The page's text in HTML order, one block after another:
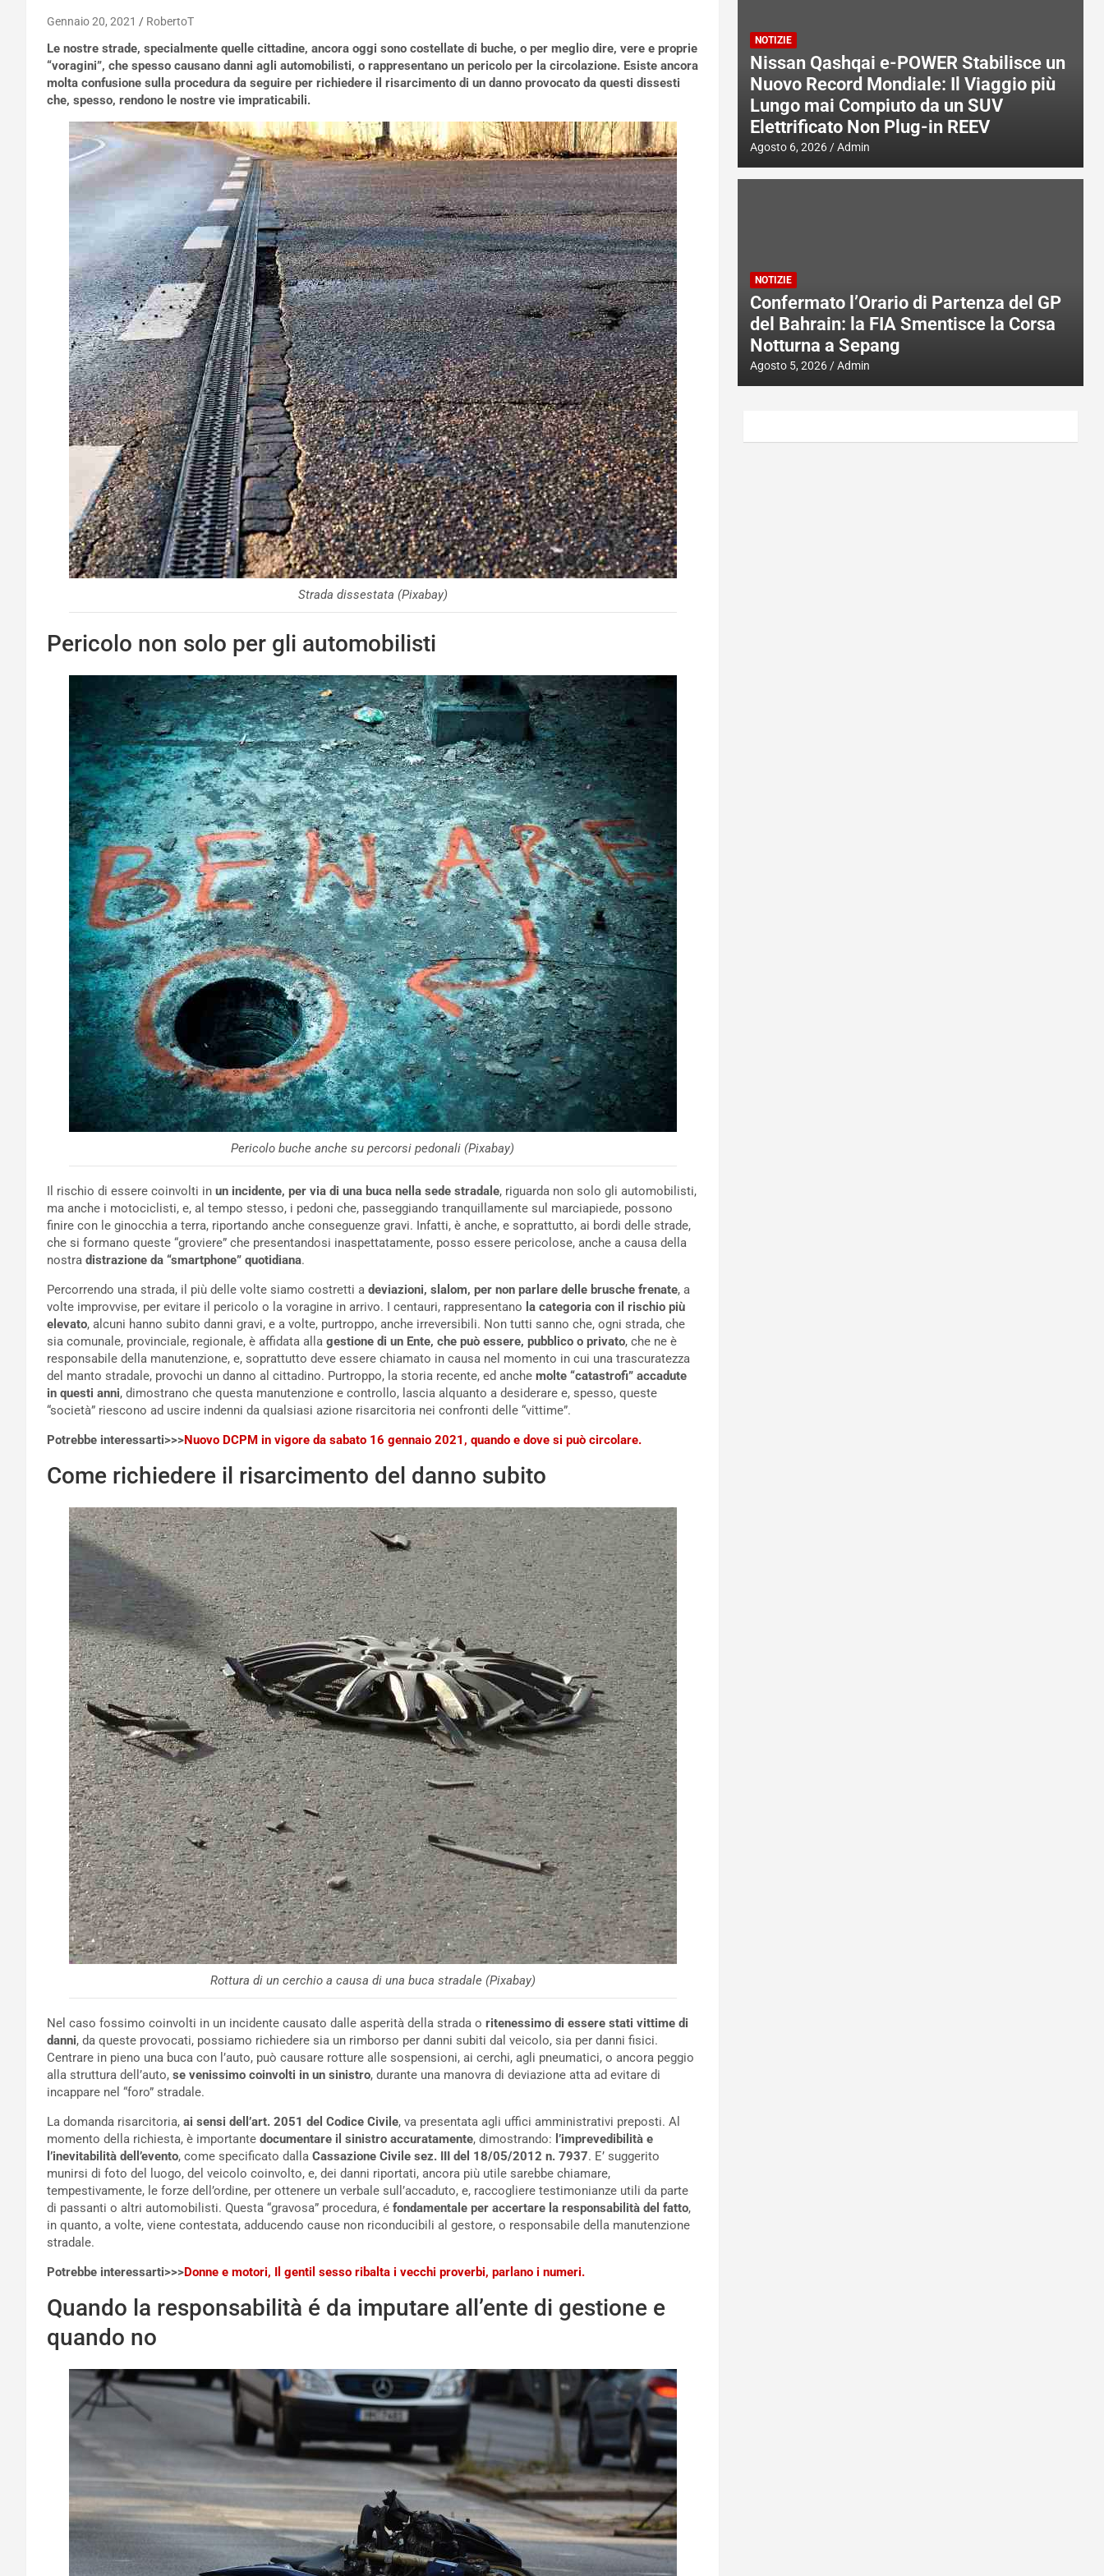
Gennaio 20, 2021 RobertoT
Le nostre strade, specialmente quelle cittadine, ancora oggi sono costellate di buche, o per meglio dire, vere e proprie
“voragini”, che spesso causano danni agli automobilisti, o rappresentano un pericolo per la circolazione. Esiste ancora
molta confusione sulla procedura da seguire per richiedere il risarcimento di un danno provocato da questi dissesti
che, spesso, rendono le nostre vie impraticabili.
Strada dissestata (Pixabay)
Pericolo non solo per gli automobilisti
Pericolo buche anche su percorsi pedonali (Pixabay)
Il rischio di essere coinvolti in un incidente, per via di una buca nella sede stradale, riguarda non solo gli automobilisti,
ma anche i motociclisti, e, al tempo stesso, i pedoni che, passeggiando tranquillamente sul marciapiede, possono
finire con le ginocchia a terra, riportando anche conseguenze gravi. Infatti, è anche, e soprattutto, ai bordi delle strade,
che si formano queste “groviere” che presentandosi inaspettatamente, posso essere pericolose, anche a causa della
nostra distrazione da “smartphone” quotidiana.
Percorrendo una strada, il più delle volte siamo costretti a deviazioni, slalom, per non parlare delle brusche frenate, a
volte improvvise, per evitare il pericolo o la voragine in arrivo. I centauri, rappresentano la categoria con il rischio più
elevato, alcuni hanno subito danni gravi, e a volte, purtroppo, anche irreversibili. Non tutti sanno che, ogni strada, che
sia comunale, provinciale, regionale, è affidata alla gestione di un Ente, che può essere, pubblico o privato, che ne è
responsabile della manutenzione, e, soprattutto deve essere chiamato in causa nel momento in cui una trascuratezza
del manto stradale, provochi un danno al cittadino. Purtroppo, la storia recente, ed anche molte “catastrofi” accadute
in questi anni, dimostrano che questa manutenzione e controllo, lascia alquanto a desiderare e, spesso, queste
“società” riescono ad uscire indenni da qualsiasi azione risarcitoria nei confronti delle “vittime”.
Potrebbe interessarti>>>Nuovo DCPM in vigore da sabato 16 gennaio 2021, quando e dove si può circolare.
Come richiedere il risarcimento del danno subito
Rottura di un cerchio a causa di una buca stradale (Pixabay)
Nel caso fossimo coinvolti in un incidente causato dalle asperità della strada o ritenessimo di essere stati vittime di
danni, da queste provocati, possiamo richiedere sia un rimborso per danni subiti dal veicolo, sia per danni fisici.
Centrare in pieno una buca con l’auto, può causare rotture alle sospensioni, ai cerchi, agli pneumatici, o ancora peggio
alla struttura dell’auto, se venissimo coinvolti in un sinistro, durante una manovra di deviazione atta ad evitare di
incappare nel “foro” stradale.
La domanda risarcitoria, ai sensi dell’art. 2051 del Codice Civile, va presentata agli uffici amministrativi preposti. Al
momento della richiesta, è importante documentare il sinistro accuratamente, dimostrando: l’imprevedibilità e
l’inevitabilità dell’evento, come specificato dalla Cassazione Civile sez. III del 18/05/2012 n. 7937. E’ suggerito
munirsi di foto del luogo, del veicolo coinvolto, e, dei danni riportati, ancora più utile sarebbe chiamare,
tempestivamente, le forze dell’ordine, per ottenere un verbale sull’accaduto, e, raccogliere testimonianze utili da parte
di passanti o altri automobilisti. Questa “gravosa” procedura, é fondamentale per accertare la responsabilità del fatto,
in quanto, a volte, viene contestata, adducendo cause non riconducibili al gestore, o responsabile della manutenzione
stradale.
Potrebbe interessarti>>>Donne e motori, Il gentil sesso ribalta i vecchi proverbi, parlano i numeri.
Quando la responsabilità é da imputare all’ente di gestione e
quando no
NOTIZIE
Nissan Qashqai e-POWER Stabilisce un
Nuovo Record Mondiale: Il Viaggio più
Lungo mai Compiuto da un SUV
Elettrificato Non Plug-in REEV
Agosto 6, 2026 Admin
NOTIZIE
Confermato l’Orario di Partenza del GP
del Bahrain: la FIA Smentisce la Corsa
Notturna a Sepang
Agosto 5, 2026 Admin